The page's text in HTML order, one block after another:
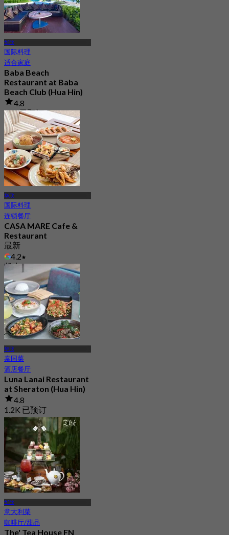
华欣
国际料理
适合家庭
Baba Beach
Restaurant at Baba
Beach Club (Hua Hin)
4.8
776 已预订
起฿ 796.66
华欣
国际料理
连锁餐厅
CASA MARE Cafe &
Restaurant
最新
4.2
起฿ 622.5
华欣
泰国菜
酒店餐厅
Luna Lanai Restaurant
at Sheraton (Hua Hin)
4.8
1.2K 已预订
起
฿ 397.5
华欣
意大利菜
咖啡厅/甜品
The' Tea House FN